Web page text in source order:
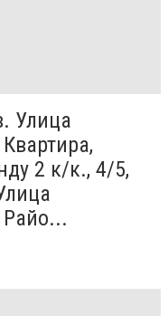
Улица
2 к/к., 4/5,